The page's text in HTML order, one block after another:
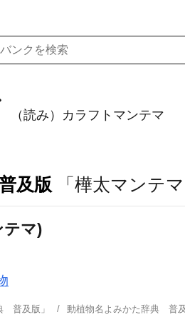
（読み）カラフトマンテマ
及版 「樺太マンテ
テマ)
普及版」 動植物名よみかた辞典 普